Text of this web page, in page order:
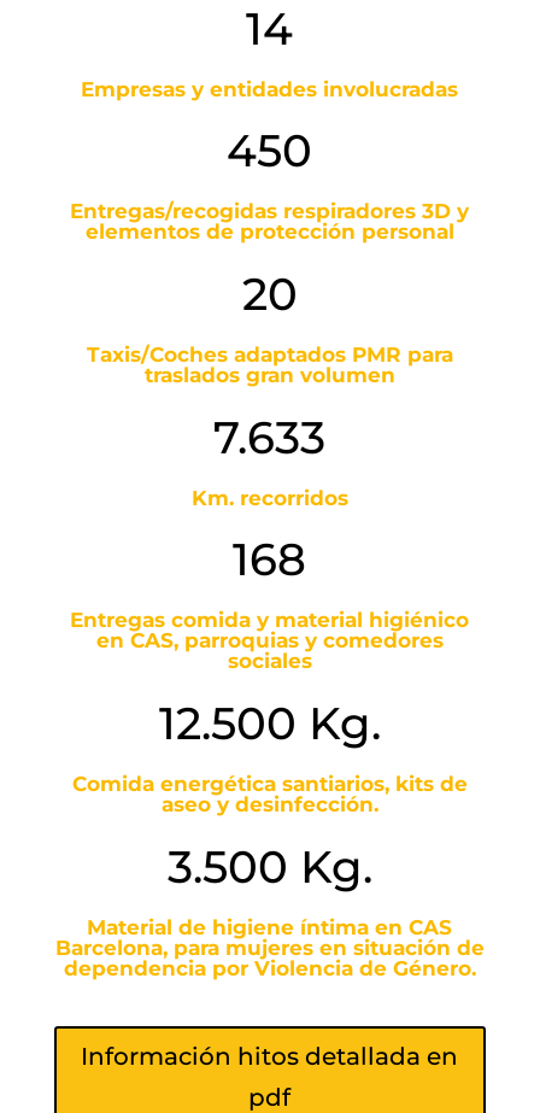
14
Empresas y entidades involucradas
450
Entregas/recogidas respiradores 3D y
elementos de protección personal
20
Taxis/Coches adaptados PMR para
traslados gran volumen
7.633
Km. recorridos
168
Entregas comida y material higiénico
en CAS, parroquias y comedores
sociales
12.500 Kg.
Comida energética santiarios, kits de
aseo y desinfección.
3.500 Kg.
Material de higiene íntima en CAS
Barcelona, para mujeres en situación de
dependencia por Violencia de Género.
Información hitos detallada en
pdf